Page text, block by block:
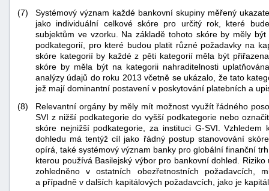
(7)
Systémový význam každé bankovní skupiny měřený
jako individuální celkové skóre pro určitý rok, které
subjektům ve vzorku. Na základě tohoto skóre by měly
podkategorií, pro které budou platit různé požadavky na
skóre kategorií by každé z pěti kategorií měla být
skóre by měla být na kategorii nahraditelnosti
analýzy údajů do roku 2013 včetně se ukázalo, že tato
jež mají dominantní postavení v poskytování platebních a
(8)
Relevantní orgány by měly mít možnost využít řádného
SVI z nižší podkategorie do vyšší podkategorie nebo
skóre nejnižší podkategorie, za instituci G-SVI.
dohledu má tentýž cíl jako řádný postup stanovování
opírá, také systémový význam banky pro globální finanční
kterou používá Basilejský výbor pro bankovní dohled.
zohledněno v ostatních obezřetnostních požadavcích,
a případně v dalších kapitálových požadavcích, jako je
"náhradě
škod"